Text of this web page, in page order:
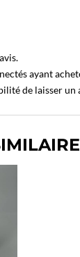
ayant
de laisser un